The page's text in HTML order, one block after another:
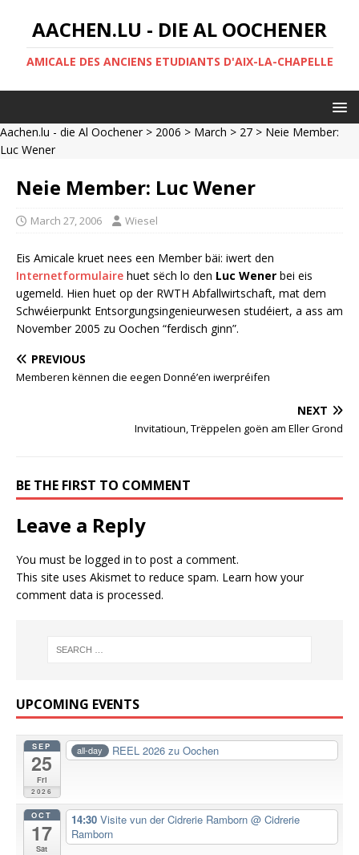
AACHEN.LU - DIE AL OOCHENER
AMICALE DES ANCIENS ETUDIANTS D'AIX-LA-CHAPELLE
Aachen.lu - die Al Oochener> 2006 > March > 27 > Neie Member:
Luc Wener
Neie Member: Luc Wener
March 27, 2006 Wiesel
Eis Amicale kruet nees een Member bäi: iwert den
Internetformulaire huet sëch lo den Luc Wener bei eis
ugemeld. Hien huet op der RWTH Abfallwirtschaft, mat dem
Schwéierpunkt Entsorgungsingenieurwesen studéiert, a ass am
November 2005 zu Oochen “ferdisch ginn”.
PREVIOUS
Memberen kënnen die eegen Donné’en iwerpréifen
NEXT
Invitatioun, Trëppelen goën am Eller Grond
BE THE FIRST TO COMMENT
Leave a Reply
You must be logged in to post a comment.
This site uses Akismet to reduce spam. Learn how your
comment data is processed.
UPCOMING EVENTS
SEP
25
Fri
2026
all-day REEL 2026 zu Oochen
OCT
17
Sat
14:30 Visite vun der Cidrerie Ramborn @ Cidrerie
Ramborn